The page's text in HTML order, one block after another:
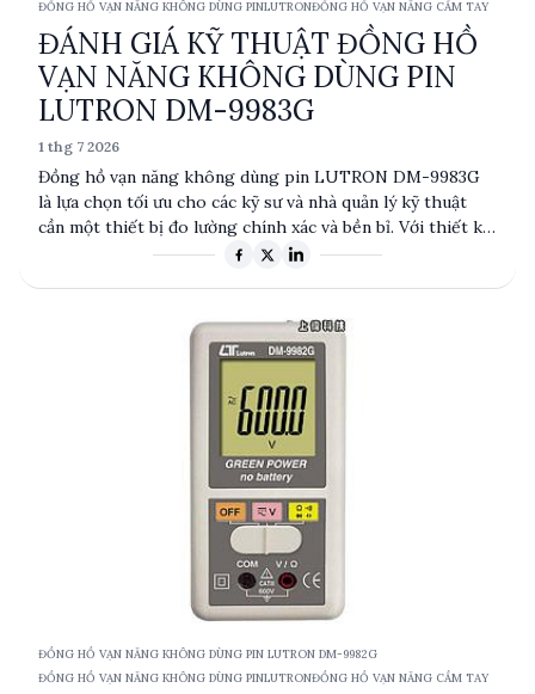
ĐỒNG HỒ VẠN NĂNG KHÔNG DÙNG PINLUTRONĐỒNG HỒ VẠN NĂNG CẦM TAY
ĐÁNH GIÁ KỸ THUẬT ĐỒNG HỒ
VẠN NĂNG KHÔNG DÙNG PIN
LUTRON DM-9983G
1 thg 7 2026
Đồng hồ vạn năng không dùng pin LUTRON DM-9983G
là lựa chọn tối ưu cho các kỹ sư và nhà quản lý kỹ thuật
cần một thiết bị đo lường chính xác và bền bỉ. Với thiết kế
không dùng pin, sản phẩm này mang lại sự tiện lợi và độ
ngành, DM-9983G có thể đáp ứng tốt các yêu cầu đo
lường cơ bản. Sản phẩm này phù hợp cho các ứng dụng
trong công nghiệp và nghiên cứu, nơi mà độ chính xác và
tính ổn định là yếu tố then chốt.
ĐỒNG HỒ VẠN NĂNG KHÔNG DÙNG PIN LUTRON DM-9982G
ĐỒNG HỒ VẠN NĂNG KHÔNG DÙNG PINLUTRONĐỒNG HỒ VẠN NĂNG CẦM TAY